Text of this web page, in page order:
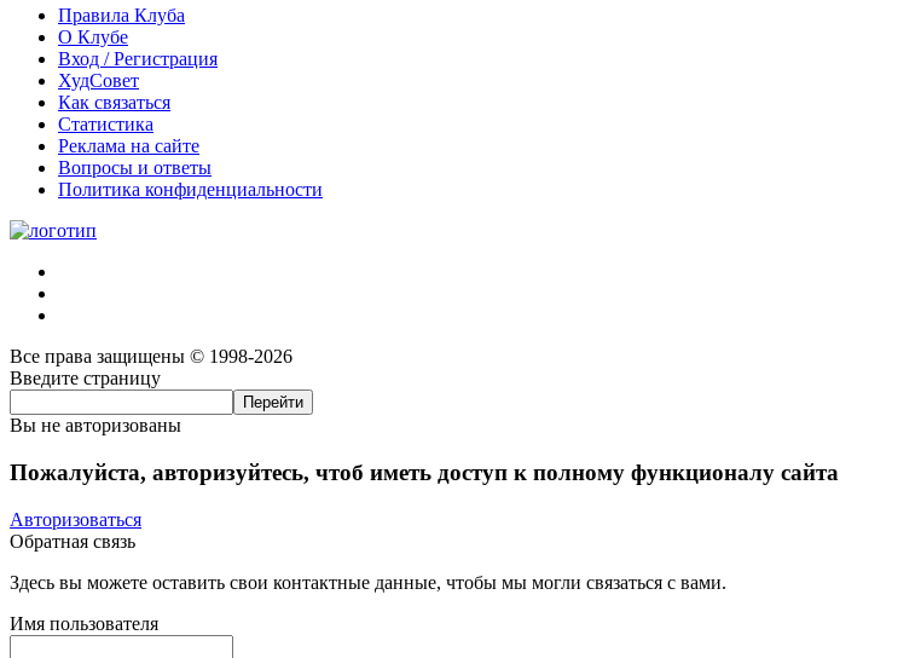
Правила Клуба
О Клубе
Вход / Регистрация
ХудСовет
Как связаться
Статистика
Реклама на сайте
Вопросы и ответы
Политика конфиденциальности
Все права защищены © 1998-2026
Введите страницу
Вы не авторизованы
Пожалуйста, авторизуйтесь, чтоб иметь доступ к полному функционалу сайта
Авторизоваться
Обратная связь
Здесь вы можете оставить свои контактные данные, чтобы мы могли связаться с вами.
Имя пользователя